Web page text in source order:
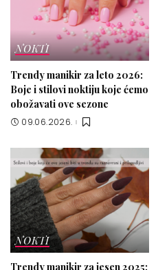
NOKTI
Trendy manikir za leto 2026:
Boje i stilovi noktiju koje ćemo
obožavati ove sezone
09.06.2026.
NOKTI
Trendy manikir za jesen 2025: